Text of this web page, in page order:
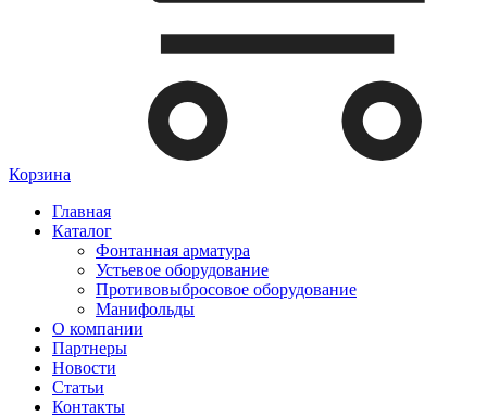
Корзина
Главная
Каталог
Фонтанная арматура
Устьевое оборудование
Противовыбросовое оборудование
Манифольды
О компании
Партнеры
Новости
Статьи
Контакты